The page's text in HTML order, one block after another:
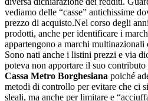
vediamo delle “casse” antichissime
prezzo di acquisto.Nel corso degli
prodotti, anche per identificare i
appartengono a marchi
Sono nati anche i listini prezzi e via
poteva non apportare il suo contributo
Cassa Metro Borghesiana poiché
metodi di controllo per evitare che ci
sleali, ma anche per limitare e